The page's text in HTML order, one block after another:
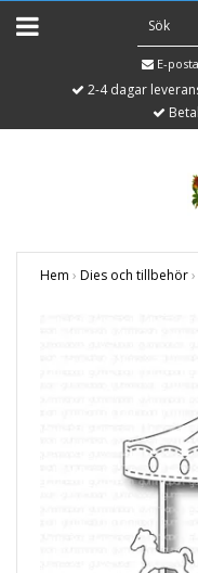
E-
2-4 dagar
Hem › Dies och tillbehör›